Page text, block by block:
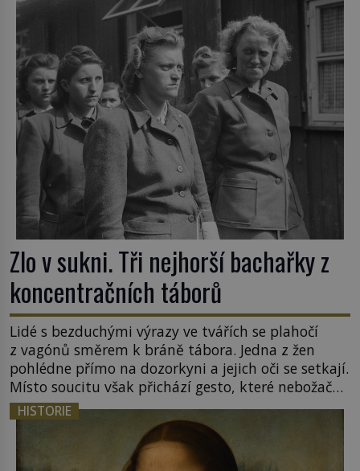
Zlo v sukni. Tři nejhorší bachařky z
koncentračních táborů
Lidé s bezduchými výrazy ve tvářích se plahočí
z vagónů směrem k bráně tábora. Jedna z žen
pohlédne přímo na dozorkyni a jejich oči se setkají.
Místo soucitu však přichází gesto, které nebožačku
posílá rovnou do plynové komory. Jména jako
Rudolf Höss (1901–1947), Josef Mengele (1911–
1979) či Heinrich Himmler (1900–1945) zná každý,
o koho se historie jen otřela. Jenže […]
HISTORIE